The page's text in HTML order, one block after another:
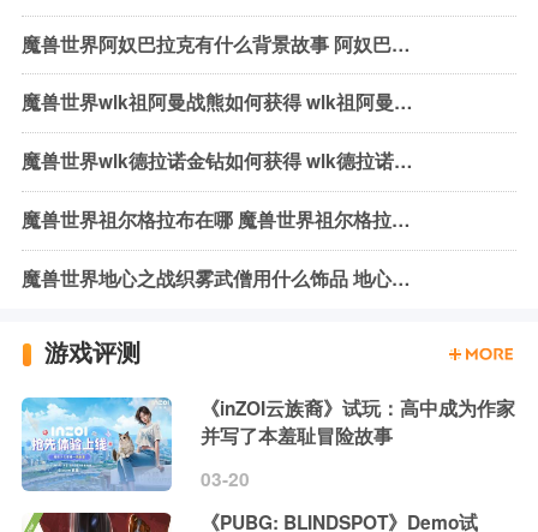
魔兽世界阿奴巴拉克有什么背景故事 阿奴巴拉克背景故事介绍
魔兽世界wlk祖阿曼战熊如何获得 wlk祖阿曼战熊获取方式介绍
魔兽世界wlk德拉诺金钻如何获得 wlk德拉诺金钻获取方法介绍
魔兽世界祖尔格拉布在哪 魔兽世界祖尔格拉布位置介绍
魔兽世界地心之战织雾武僧用什么饰品 地心之战织雾武僧饰品推荐
游戏评测
《inZOI云族裔》试玩：高中成为作家
并写了本羞耻冒险故事
03-20
《PUBG: BLINDSPOT》Demo试